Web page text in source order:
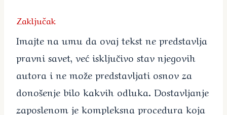
Zaključak
Imajte na umu da ovaj tekst ne predstavlja
pravni savet, već isključivo stav njegovih
autora i ne može predstavljati osnov za
donošenje bilo kakvih odluka. Dostavljanje
zaposlenom je kompleksna procedura koja